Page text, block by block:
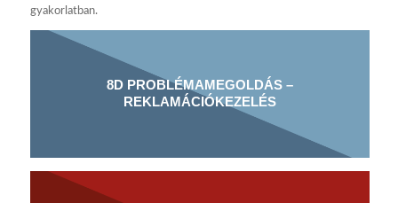
gyakorlatban.
8D PROBLÉMAMEGOLDÁS –
REKLAMÁCIÓKEZELÉS